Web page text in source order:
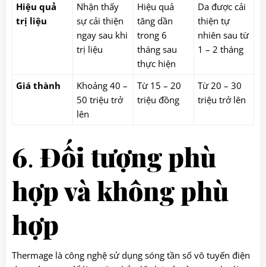
Hiệu quả
trị liệu
Nhận thấy
sự cải thiện
ngay sau khi
trị liệu
Hiệu quả
tăng dần
trong 6
tháng sau
thực hiện
Da được cải
thiện tự
nhiên sau từ
1 – 2 tháng
Giá thành
Khoảng 40 –
50 triệu trở
lên
Từ 15 – 20
triệu đồng
Từ 20 – 30
triệu trở lên
6. Đối tượng phù
hợp và không phù
hợp
Thermage là công nghệ sử dụng sóng tần số vô tuyến điện